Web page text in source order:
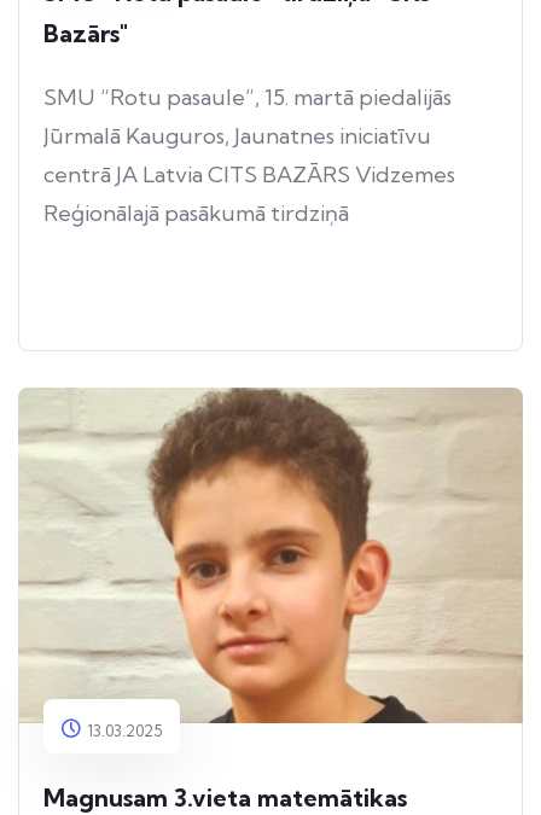
Bazārs"
SMU “Rotu pasaule”, 15. martā piedalijās
Jūrmalā Kauguros, Jaunatnes iniciatīvu
centrā JA Latvia CITS BAZĀRS Vidzemes
Reģionālajā pasākumā tirdziņā
13.03.2025
Magnusam 3.vieta matemātikas